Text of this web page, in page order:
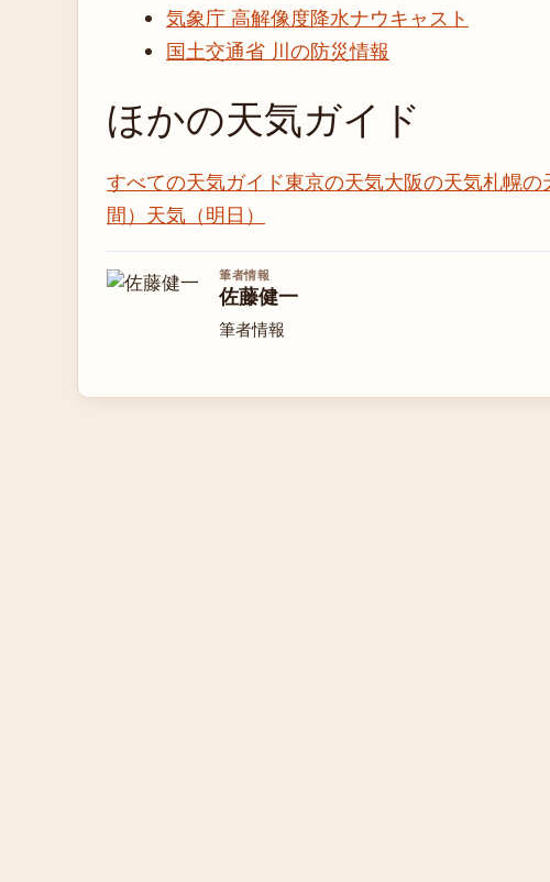
気象庁 高解像度降水ナウキャスト
国土交通省 川の防災情報
ほかの天気ガイド
すべての天気ガイド東京の天気大阪の天気札幌の
間） 天気（明日）
筆者情報
佐藤健一
筆者情報